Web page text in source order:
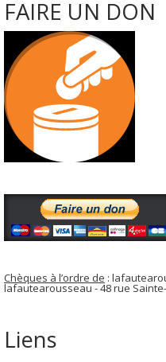
FAIRE UN DON
Chèques à l’ordre de :
lafautearousseau - 48 rue Sainte-
Liens